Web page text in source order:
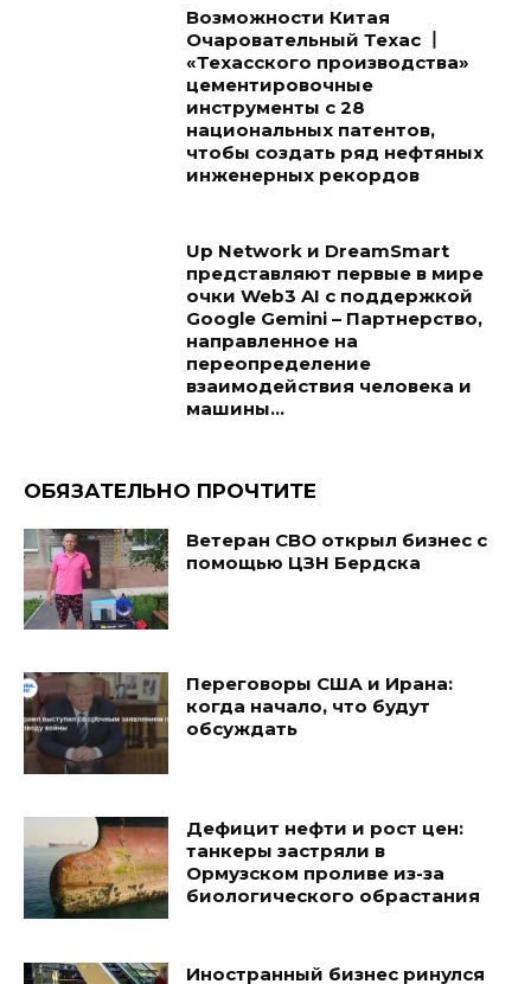
Возможности Китая
Очаровательный Техас 丨
«Техасского производства»
цементировочные
инструменты с 28
национальных патентов,
чтобы создать ряд нефтяных
инженерных рекордов
Up Network и DreamSmart
представляют первые в мире
очки Web3 AI с поддержкой
Google Gemini – Партнерство,
направленное на
переопределение
взаимодействия человека и
машины...
ОБЯЗАТЕЛЬНО ПРОЧТИТЕ
Ветеран СВО открыл бизнес с
помощью ЦЗН Бердска
Переговоры США и Ирана:
когда начало, что будут
обсуждать
Дефицит нефти и рост цен:
танкеры застряли в
Ормузском проливе из-за
биологического обрастания
Иностранный бизнес ринулся